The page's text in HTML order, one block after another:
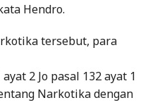
Hendro.
tersebut, para
2 Jo pasal 132 ayat 1
Narkotika dengan